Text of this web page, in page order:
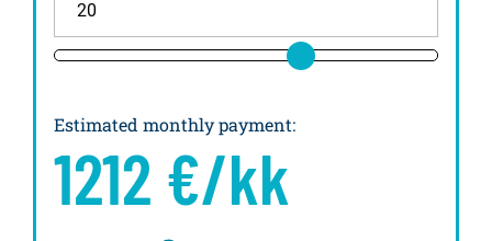
Estimated monthly payment:
1212 €/kk